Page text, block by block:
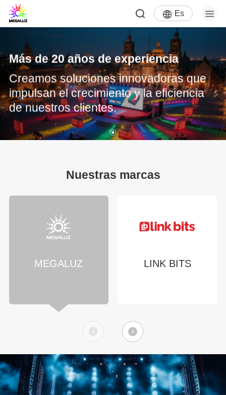
Es
Más de 20 años de experiencia
Creamos soluciones innovadoras que
impulsan el crecimiento y la eficiencia
de nuestros clientes.
Nuestras marcas
MEGALUZ LINK BITS